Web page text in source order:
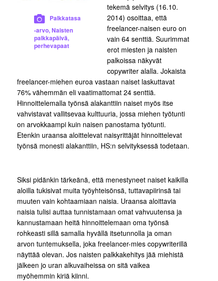
Palkkatasa
-arvo, Naisten
palkkapäivä,
perhevapaat
tekemä selvitys (16.10.
2014) osoittaa, että
freelancer-naisen euro on
vain 64 senttiä. Suurimmat
erot miesten ja naisten
palkoissa näkyvät
copywriter alalla. Jokaista
freelancer-miehen euroa vastaan naiset laskuttavat
76% vähemmän eli vaatimattomat 24 senttiä.
Hinnoittelemalla työnsä alakanttiin naiset myös itse
vahvistavat vallitsevaa kulttuuria, jossa miehen työtunti
on arvokkaampi kuin naisen panostama työtunti.
Etenkin uraansa aloittelevat naisyrittäjät hinnoittelevat
työnsä monesti alakanttiin, HS:n selvityksessä todetaan.
Siksi pidänkin tärkeänä, että menestyneet naiset kaikilla
aloilla tukisivat muita työyhteisönsä, tuttavapiirinsä tai
muuten vain kohtaamiaan naisia. Uraansa aloittavia
naisia tulisi auttaa tunnistamaan omat vahvuutensa ja
kannustamaan heitä hinnoittelemaan oma työnsä
rohkeasti sillä samalla hyvällä itsetunnolla ja oman
arvon tuntemuksella, joka freelancer-mies copywriterillä
näyttää olevan. Jos naisten palkkakehitys jää miehistä
jälkeen jo uran alkuvaiheissa on sitä vaikea
myöhemmin kiriä kiinni.